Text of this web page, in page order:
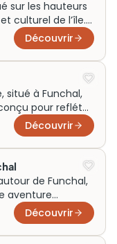
inoubliable,
de cet
sur les hauteurs
culturel de l’île.
espèces
mêle
naturelles.
Découvrir
situé à Funchal,
pour refléter
multi-niveaux
d’arbres
paisibles
aujourd’hui de
africaines et
de l’influence
de l’île.
Découvrir
de Funchal,
aventure
nature
variés,
Découvrir